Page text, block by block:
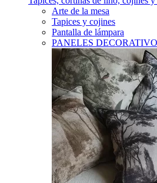
Arte de la mesa
Tapices y cojines
Pantalla de lámpara
PANELES